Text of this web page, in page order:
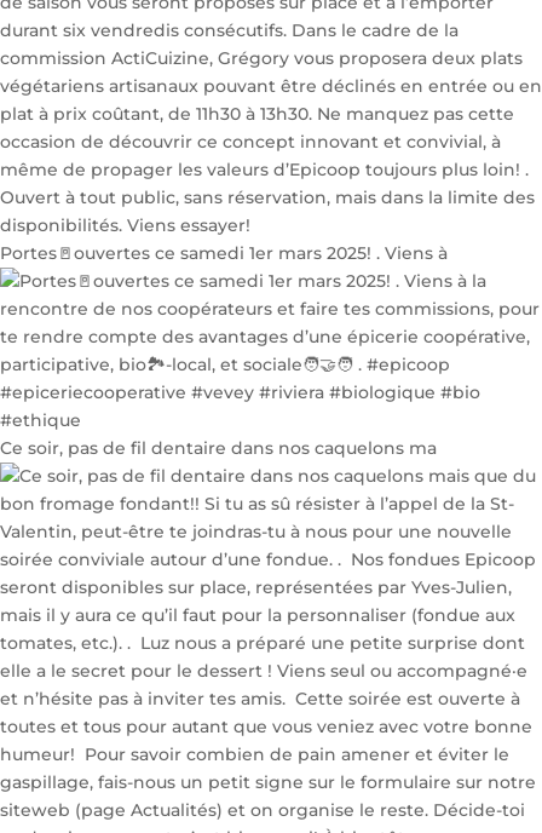
Portes🚪ouvertes ce samedi 1er mars 2025! . Viens à
Ce soir, pas de fil dentaire dans nos caquelons ma